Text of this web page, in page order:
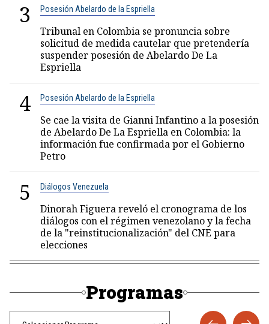
3 Posesión Abelardo de la Espriella
Tribunal en Colombia se pronuncia sobre
solicitud de medida cautelar que pretendería
suspender posesión de Abelardo De La
Espriella
4 Posesión Abelardo de la Espriella
Se cae la visita de Gianni Infantino a la posesión
de Abelardo De La Espriella en Colombia: la
información fue confirmada por el Gobierno
Petro
5 Diálogos Venezuela
Dinorah Figuera reveló el cronograma de los
diálogos con el régimen venezolano y la fecha
de la "reinstitucionalización" del CNE para
elecciones
Programas